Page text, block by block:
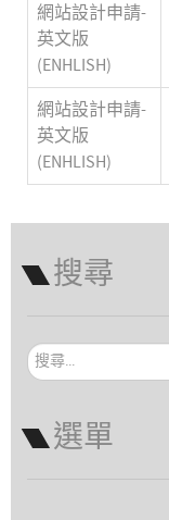
網站設計申請-
英文版
(ENHLISH)
網站設計申請-
英文版
(ENHLISH)
搜尋
搜
尋...
選單